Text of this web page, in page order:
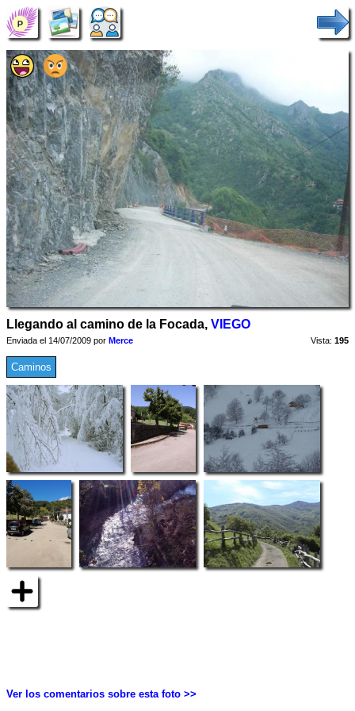
Llegando al camino de la Focada, VIEGO
Enviada el 14/07/2009 por Merce Vista: 195
Caminos
Ver los comentarios sobre esta foto >>